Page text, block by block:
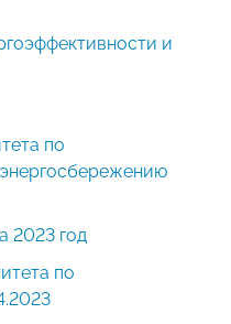
и
по
2023 год
по